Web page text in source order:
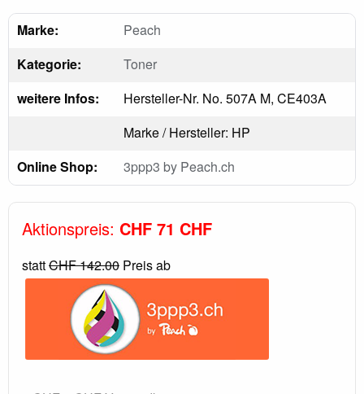
Marke:
Peach
Kategorie:
Toner
weitere Infos:
Hersteller-Nr. No. 507A M, CE403A
Marke / Hersteller: HP
Online Shop:
3ppp3 by Peach.ch
Aktionspreis: CHF 71 CHF
stattCHF 142.00 Preis ab